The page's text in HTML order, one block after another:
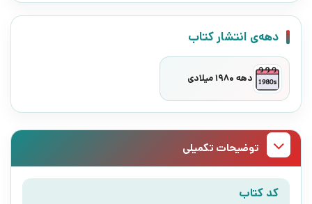
دهه‌ی انتشار کتاب
دهه 1980 میلادی
توضیحات تکمیلی
کد کتاب